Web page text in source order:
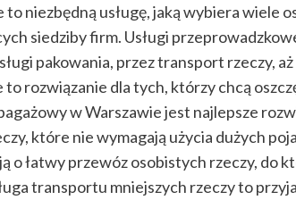
niezbędną usługę, jaką wybiera wiele
siedziby firm. Usługi
pakowania, przez transport rzeczy,
rozwiązanie dla tych, którzy chcą
w Warszawie jest najlepsze
które nie wymagają użycia dużych
o łatwy przewóz osobistych rzeczy, do
transportu mniejszych rzeczy to